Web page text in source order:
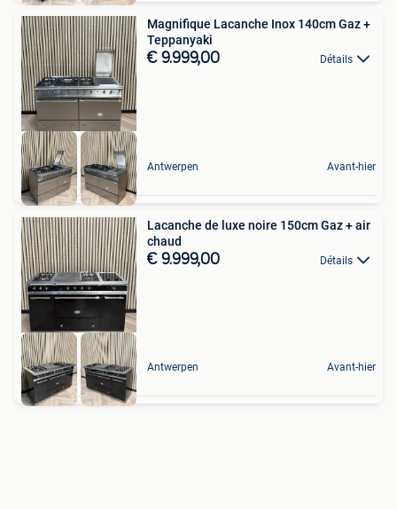
Magnifique Lacanche Inox 140cm Gaz +
Teppanyaki
€ 9.999,00 Détails
Antwerpen Avant-hier
Lacanche de luxe noire 150cm Gaz + air
chaud
€ 9.999,00 Détails
Antwerpen Avant-hier